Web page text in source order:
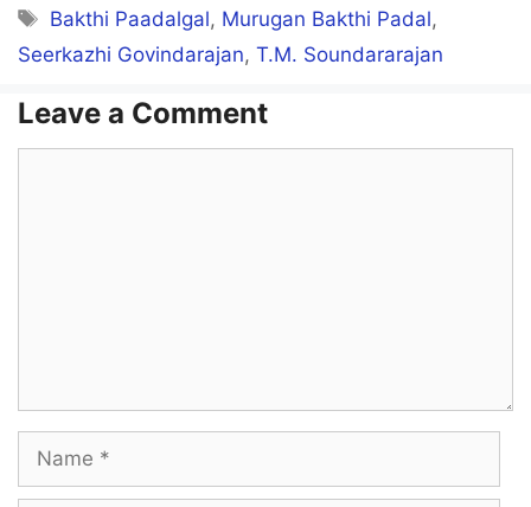
Sudarmigu Vadivelaa
Suvaiyaana Amudhe
Sendhamizhaale
Suvaiyaana Amudhe
Tags
Bakthi Paadalgal, Murugan Bakthi Padal,
Seerkazhi Govindarajan, T.M. Soundararajan
Leave a Comment